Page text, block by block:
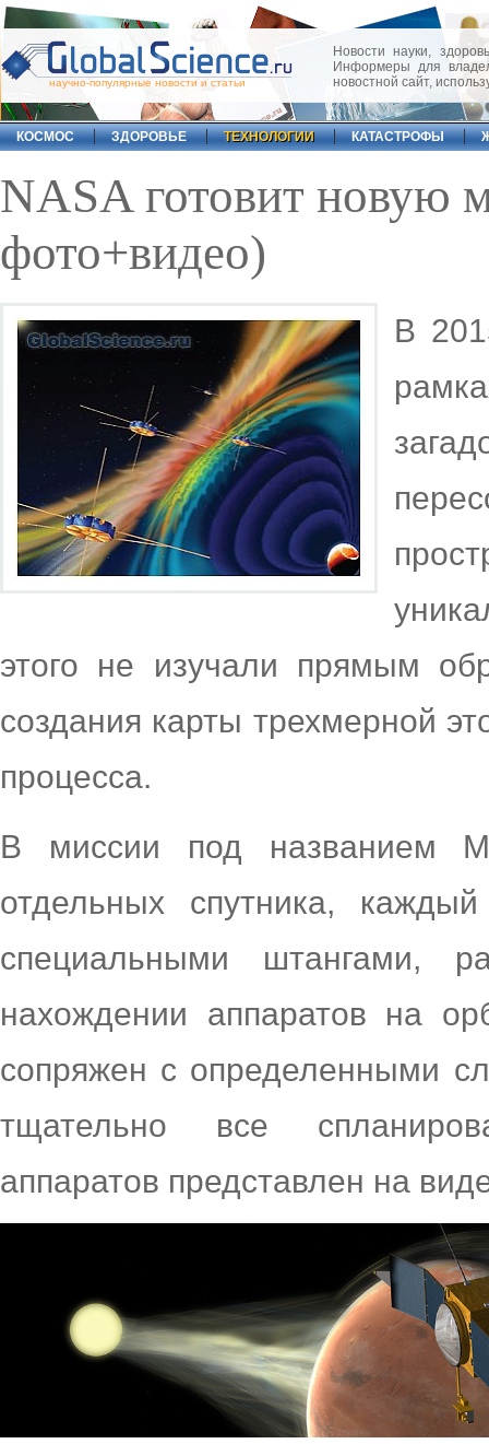
научно-популярные новости и статьи
Новости науки,
Информеры для
новостной сайт,
КОСМОС ЗДОРОВЬЕ ТЕХНОЛОГИИ КАТАСТРОФЫ
NASA готовит новую
фото+видео)
В
этого не изучали прямым
создания карты трехмерной
процесса.
В миссии под названием
отдельных спутника,
специальными штангами,
нахождении аппаратов на
сопряжен с определенными
тщательно все
аппаратов представлен на